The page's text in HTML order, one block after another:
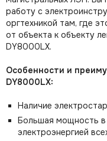
работу с
оргтехникой там, где
от объекта к объекту
DY8000LX.
Особенности и
DY8000LX:
Наличие
Большая мощность в
электроэнергией